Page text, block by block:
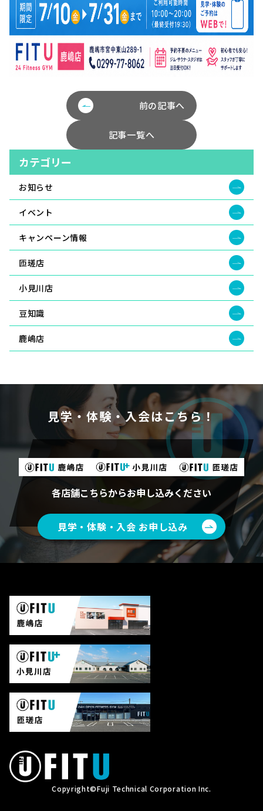
前の記事へ
記事一覧へ
カテゴリー
お知らせ
イベント
キャンペーン情報
匝瑳店
小見川店
豆知識
鹿嶋店
見学・体験・入会はこちら！
各店舗こちらからお申し込みください
見学・体験・入会 お申し込み
Copyright©Fuji Technical Corporation Inc.